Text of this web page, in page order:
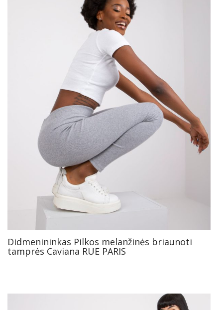
Didmenininkas Pilkos melanžinės briaunoti
tamprės Caviana RUE PARIS